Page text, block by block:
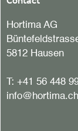
Hortima AG
5812 Hausen
T: +41 56 448
info@hortima.ch